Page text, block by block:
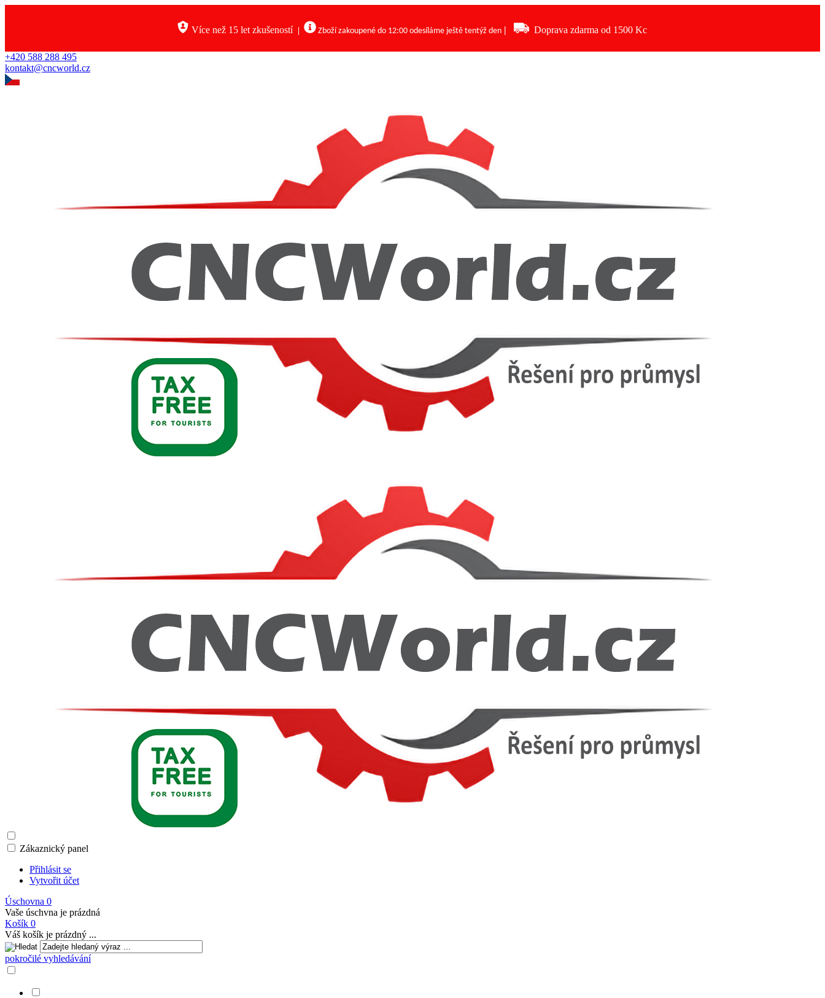
Více než 15 let zkušeností Zboží zakoupené do 12:00 odesíláme ještě tentýž den | Doprava zdarma od 1500 Kc
+420 588 288 495
kontakt@cncworld.cz
Zákaznický panel
Přihlásit se
Vytvořit účet
Úschovna 0
Vaše úschvna je prázdná
Košík 0
Váš košík je prázdný ...
pokročilé vyhledávání